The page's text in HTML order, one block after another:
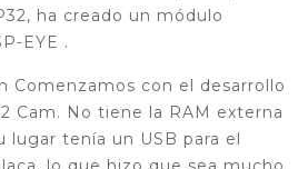
ha creado un módulo
EYE .
Comenzamos con el desarrollo
Cam. No tiene la RAM externa
lugar tenía un USB para el